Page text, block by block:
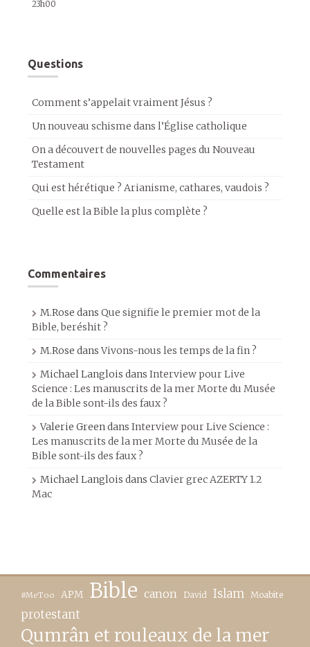
23h00
Questions
Comment s’appelait vraiment Jésus ?
Un nouveau schisme dans l’Église catholique
On a découvert de nouvelles pages du Nouveau
Testament
Qui est hérétique ? Arianisme, cathares, vaudois ?
Quelle est la Bible la plus complète ?
Commentaires
M.Rose dans Que signifie le premier mot de la
Bible, beréshit ?
M.Rose dansVivons-nous les temps de la fin ?
Michael Langlois dans Interview pour Live
Science : Les manuscrits de la mer Morte du Musée
de la Bible sont-ils des faux ?
Valerie Greendans Interview pour Live Science :
Les manuscrits de la mer Morte du Musée de la
Bible sont-ils des faux ?
Michael Langlois dans Clavier grec AZERTY 1.2
Mac
#MeToo APM Bible canon David Islam Moabite
protestant
Qumrân et rouleaux de la mer